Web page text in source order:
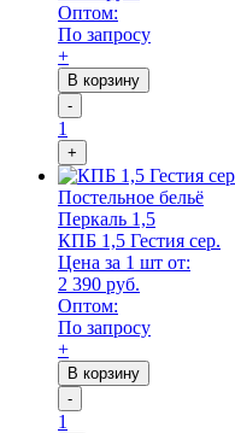
Оптом:
По запросу
+
В корзину
-
1
+
Постельное бельё
Перкаль 1,5
КПБ 1,5 Гестия сер.
Цена за 1 шт от:
2 390 руб.
Оптом:
По запросу
+
В корзину
-
1